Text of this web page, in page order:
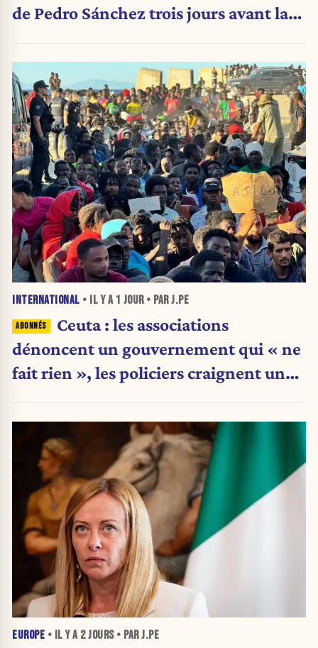
de Pedro Sánchez trois jours avant la
INTERNATIONAL • IL Y A 1 JOUR• PAR J.PE
Ceuta : les associations
dénoncent un gouvernement qui « ne
fait rien », les policiers craignent une
EUROPE • IL Y A 2 JOURS• PAR J.PE